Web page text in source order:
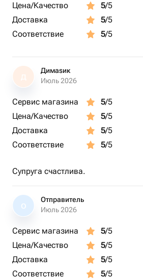
Цена/Качество
5/5
Доставка
5/5
Соответствие
5/5
Д
Димаsик
Июль 2026
Сервис магазина 5/5
Цена/Качество
5/5
Доставка
5/5
Соответствие
5/5
Супруга счастлива.
О
Отправитель
Июль 2026
Сервис магазина 5/5
Цена/Качество
5/5
Доставка
5/5
Соответствие
5/5